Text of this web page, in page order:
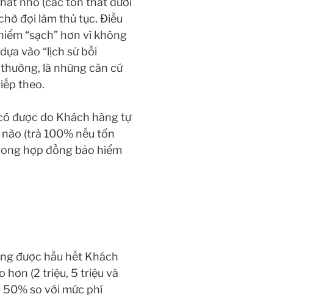
đợi làm thủ tục. Điều
“sạch” hơn vì không
vào “lịch sử bồi
là những căn cứ
theo.
được do Khách hàng tự
(trả 100% nếu tổn
hợp đồng bảo hiểm
được hầu hết Khách
hơn (2 triệu, 5 triệu và
50% so với mức phí